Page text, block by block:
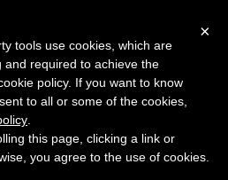
MORE
春夏系列
×
tools use cookies, which are
and required to achieve the
policy. If you want to know
to all or some of the cookies,
this page, clicking a link or
you agree to the use of cookies.